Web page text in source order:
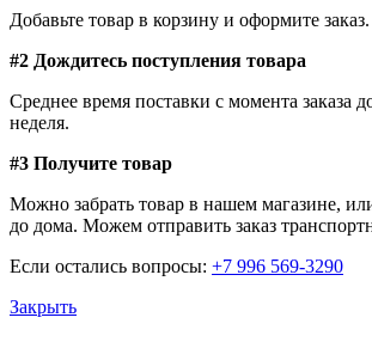
Добавьте товар в корзину и оформите заказ.
#2 Дождитесь поступления товара
Среднее время поставки с момента заказа
неделя.
#3 Получите товар
Можно забрать товар в нашем магазине, или
до дома. Можем отправить заказ
Если остались вопросы: +7 996 569-3290
Закрыть